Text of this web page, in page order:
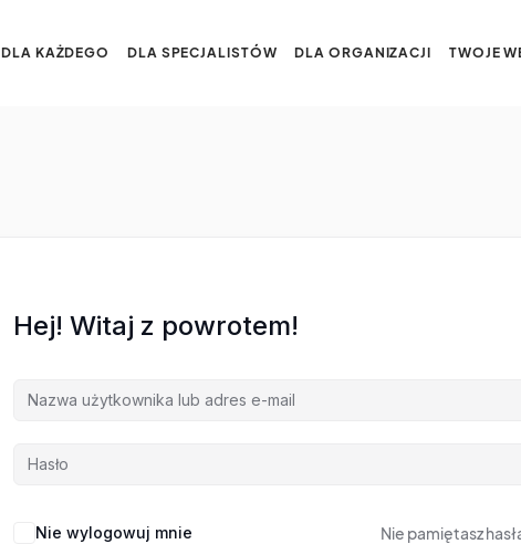
DLA KAŻDEGO DLA SPECJALISTÓW DLA ORGANIZACJI TWOJE
Hej! Witaj z powrotem!
Nie wylogowuj mnie Nie pamiętasz